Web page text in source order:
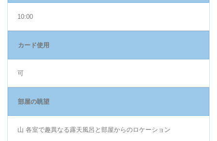
10:00
カード使用
可
部屋の眺望
山 各室で趣異なる露天風呂と部屋からのロケーション